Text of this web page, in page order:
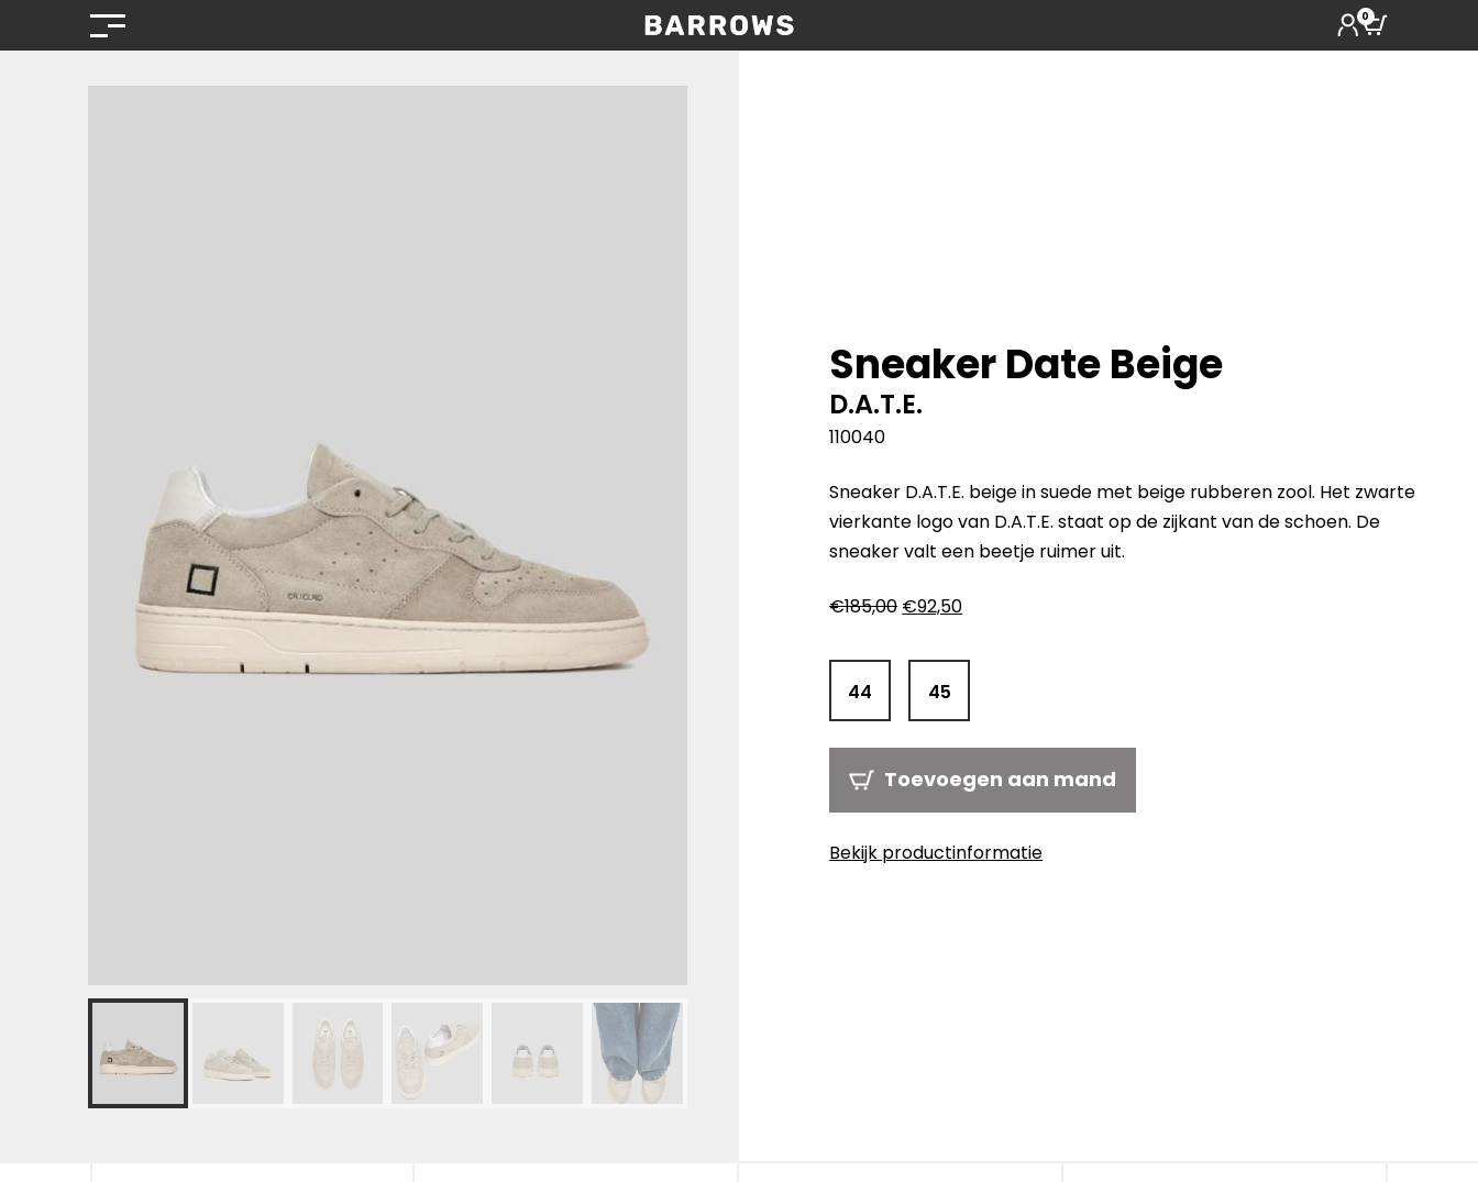
0
Sneaker Date Beige
D.A.T.E.
110040
Sneaker D.A.T.E. beige in suede met beige rubberen zool. Het zwarte
vierkante logo van D.A.T.E. staat op de zijkant van de schoen. De
sneaker valt een beetje ruimer uit.
€185,00 Oorspronkelijke
was:
€185,00.
€92,50Huidige
is:
44 45
Toevoegen aan mand
Bekijk productinformatie